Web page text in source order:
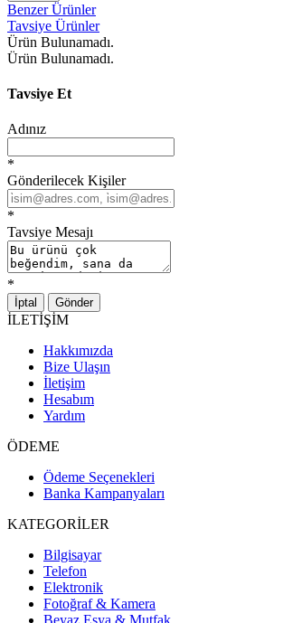
Benzer Ürünler
Tavsiye Ürünler
Ürün Bulunamadı.
Ürün Bulunamadı.
Tavsiye Et
Adınız
*
Gönderilecek Kişiler
*
Tavsiye Mesajı
*
İptal Gönder
İLETİŞİM
Hakkımızda
Bize Ulaşın
İletişim
Hesabım
Yardım
ÖDEME
Ödeme Seçenekleri
Banka Kampanyaları
KATEGORİLER
Bilgisayar
Telefon
Elektronik
Fotoğraf & Kamera